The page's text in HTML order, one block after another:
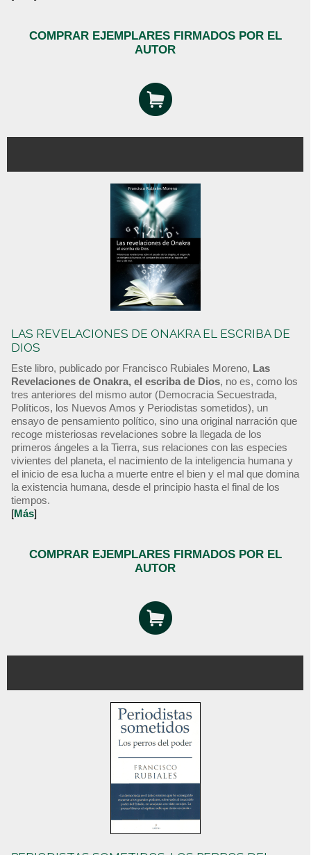
COMPRAR EJEMPLARES FIRMADOS POR EL
AUTOR
LAS REVELACIONES DE ONAKRA EL ESCRIBA DE
DIOS
Este libro, publicado por Francisco Rubiales Moreno, Las
Revelaciones de Onakra, el escriba de Dios, no es, como los
tres anteriores del mismo autor (Democracia Secuestrada,
Políticos, los Nuevos Amos y Periodistas sometidos), un
ensayo de pensamiento político, sino una original narración que
recoge misteriosas revelaciones sobre la llegada de los
primeros ángeles a la Tierra, sus relaciones con las especies
vivientes del planeta, el nacimiento de la inteligencia humana y
el inicio de esa lucha a muerte entre el bien y el mal que domina
la existencia humana, desde el principio hasta el final de los
tiempos.
[Más]
COMPRAR EJEMPLARES FIRMADOS POR EL
AUTOR